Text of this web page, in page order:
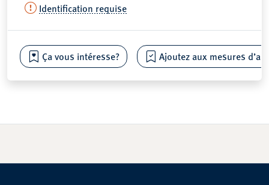
Identification requise
Ça vous intéresse? Ajoutez aux mesures